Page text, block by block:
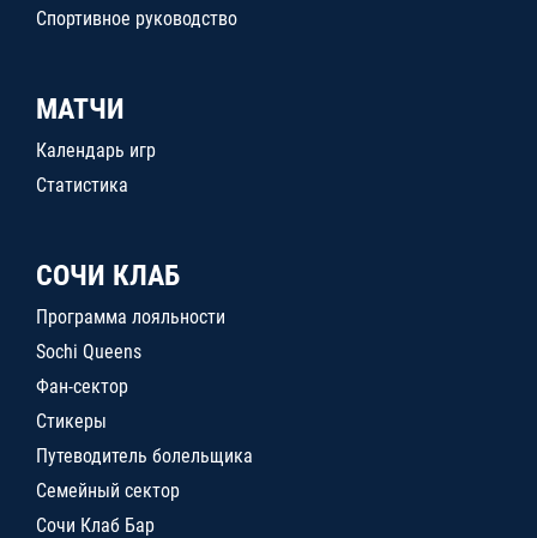
Спортивное руководство
МАТЧИ
Календарь игр
Статистика
СОЧИ КЛАБ
Программа лояльности
Sochi Queens
Фан-сектор
Стикеры
Путеводитель болельщика
Семейный сектор
Сочи Клаб Бар